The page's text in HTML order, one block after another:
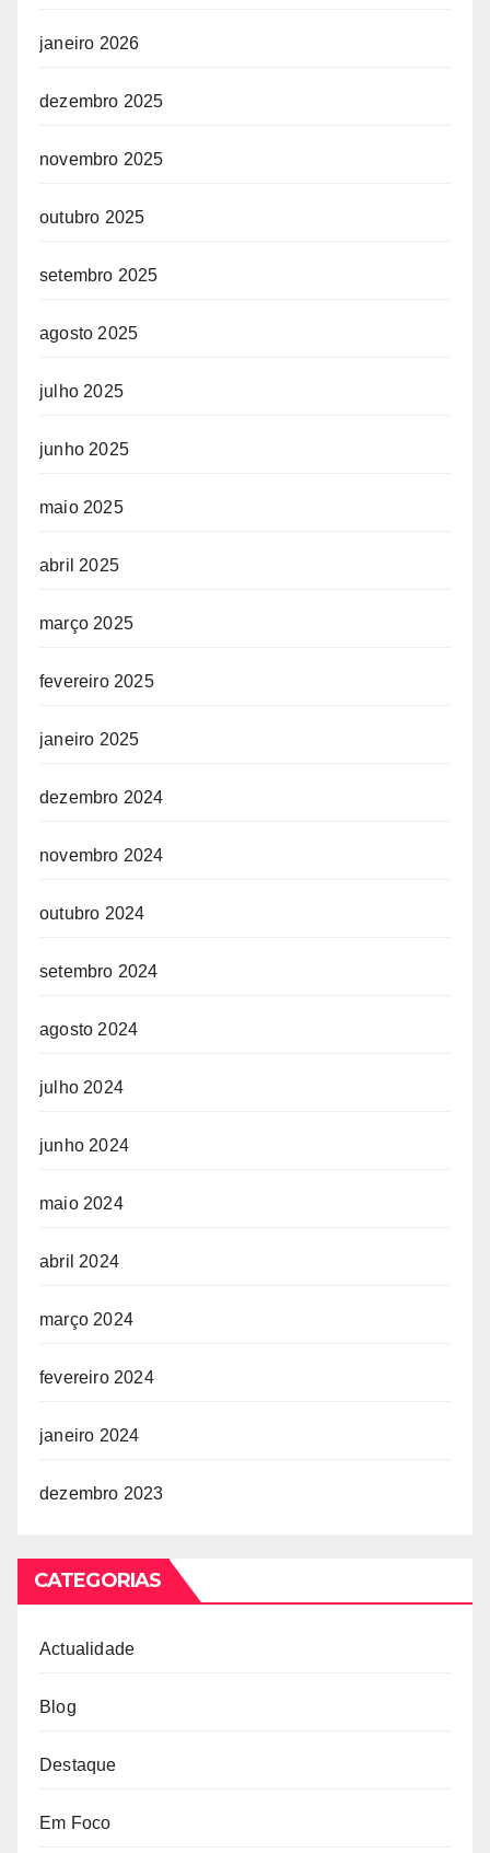
janeiro 2026
dezembro 2025
novembro 2025
outubro 2025
setembro 2025
agosto 2025
julho 2025
junho 2025
maio 2025
abril 2025
março 2025
fevereiro 2025
janeiro 2025
dezembro 2024
novembro 2024
outubro 2024
setembro 2024
agosto 2024
julho 2024
junho 2024
maio 2024
abril 2024
março 2024
fevereiro 2024
janeiro 2024
dezembro 2023
CATEGORIAS
Actualidade
Blog
Destaque
Em Foco